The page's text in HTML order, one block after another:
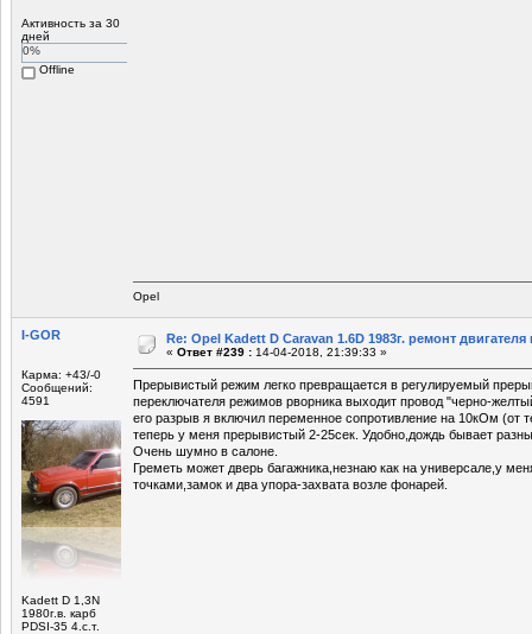
Активность за 30
дней
0%
Offline
Opel
I-GOR
Карма: +43/-0
Сообщений:
4591
Kadett D 1,3N
1980г.в. карб
PDSI-35 4.с.т.
Re: Opel Kadett D Caravan 1.6D 1983г. ремонт двигателя
« Ответ #239 : 14-04-2018, 21:39:33 »
Прерывистый режим легко превращается в регулируемый
переключателя режимов рворника выходит провод "черно-
его разрыв я включил переменное сопротивление на 10кОм (от
теперь у меня прерывистый 2-25сек. Удобно,дождь бывает
Очень шумно в салоне.
Греметь может дверь багажника,незнаю как на универсале,у
точками,замок и два упора-захвата возле фонарей.